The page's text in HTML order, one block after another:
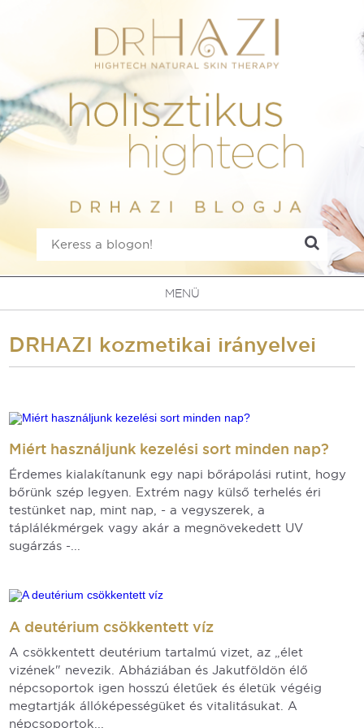
MENÜ
DRHAZI kozmetikai irányelvei
Miért használjunk kezelési sort minden nap?
Érdemes kialakítanunk egy napi bőrápolási rutint, hogy
bőrünk szép legyen. Extrém nagy külső terhelés éri
testünket nap, mint nap, - a vegyszerek, a
táplálékmérgek vagy akár a megnövekedett UV
sugárzás -...
A deutérium csökkentett víz
A csökkentett deutérium tartalmú vizet, az „élet
vizének" nevezik. Abháziában és Jakutföldön élő
népcsoportok igen hosszú életűek és életük végéig
megtartják állóképességüket és vitalitásukat. A
népcsoportok...